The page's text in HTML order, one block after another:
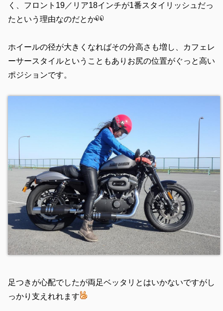
く、フロント19／リア18インチが1番スタイリッシュだっ
たという理由なのだとか
ホイールの径が大きくなればその分高さも増し、カフェレ
ーサースタイルということもありお尻の位置がぐっと高い
ポジションです。
足つきが心配でしたが両足ベッタリとはいかないですがし
っかり支えれれます